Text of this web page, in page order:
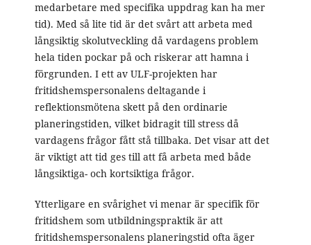
medarbetare med specifika uppdrag kan ha mer
tid). Med så lite tid är det svårt att arbeta med
långsiktig skolutveckling då vardagens problem
hela tiden pockar på och riskerar att hamna i
förgrunden. I ett av ULF-projekten har
fritidshemspersonalens deltagande i
reflektionsmötena skett på den ordinarie
planeringstiden, vilket bidragit till stress då
vardagens frågor fått stå tillbaka. Det visar att det
är viktigt att tid ges till att få arbeta med både
långsiktiga- och kortsiktiga frågor.
Ytterligare en svårighet vi menar är specifik för
fritidshem som utbildningspraktik är att
fritidshemspersonalens planeringstid ofta äger